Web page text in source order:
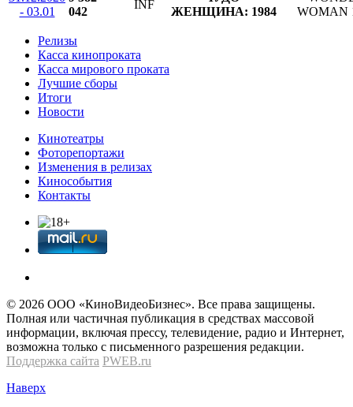
- 03.01
042
INF
ЖЕНЩИНА: 1984
WOMAN
Релизы
Касса кинопроката
Касса мирового проката
Лучшие сборы
Итоги
Новости
Кинотеатры
Фоторепортажи
Изменения в релизах
Кинособытия
Контакты
© 2026 OOО «КиноВидеоБизнес». Все права защищены.
Полная или частичная публикация в средствах массовой
информации, включая прессу, телевидение, радио и Интернет,
возможна только с письменного разрешения редакции.
Поддержка сайта PWEB.ru
Наверх